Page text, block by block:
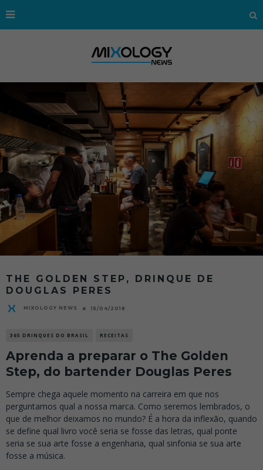
THE GOLDEN STEP, DRINQUE DE
DOUGLAS PERES
MIXOLOGY NEWS 15/04/2018
365 DRINQUES DO BRASIL RECEITAS
Aprenda a preparar o The Golden
Step, do bartender Douglas Peres
Sempre chega aquele momento na carreira em que nos
perguntamos qual a nossa marca. Como seremos lembrados, o
que de melhor deixamos no mundo? É a hora da inflexão, quando
se define qual livro você seria se fosse das letras, qual ponte
seria se sua arte fosse a engenharia, qual sinfonia se sua arte
fosse a música.